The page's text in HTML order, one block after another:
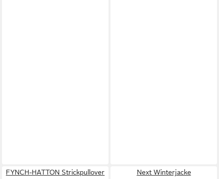
FYNCH-HATTON Strickpullover
Next Winterjacke